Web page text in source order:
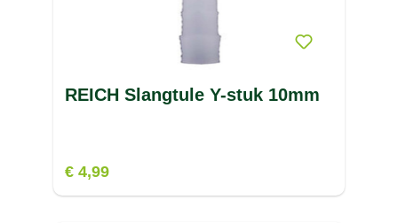
REICH Slangtule Y-stuk 10mm
€ 4,99